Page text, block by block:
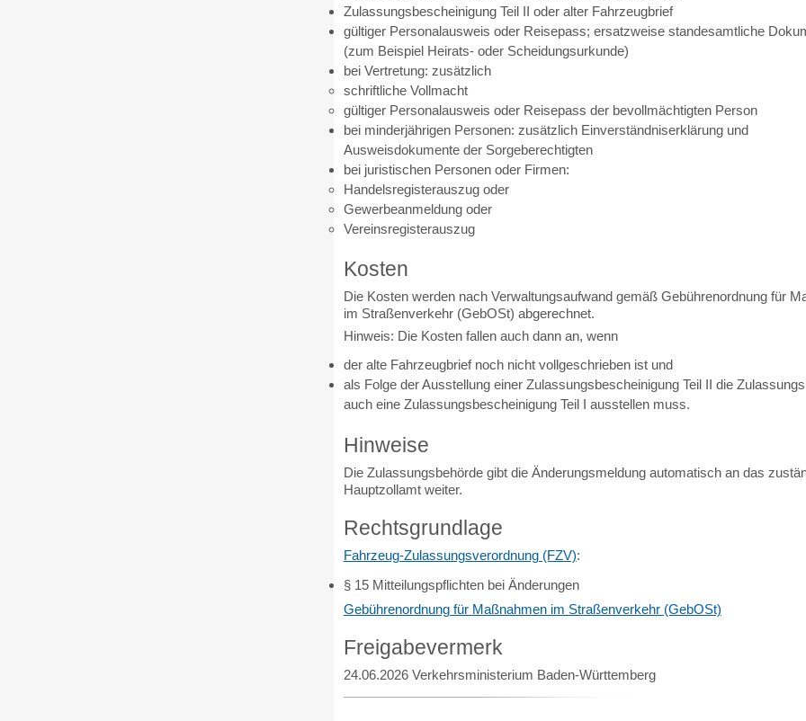
Zulassungsbescheinigung Teil II oder alter Fahrzeugbrief
gültiger Personalausweis oder Reisepass; ersatzweise standesamtliche
(zum Beispiel Heirats- oder Scheidungsurkunde)
bei Vertretung: zusätzlich
schriftliche Vollmacht
gültiger Personalausweis oder Reisepass der bevollmächtigten Person
bei minderjährigen Personen: zusätzlich Einverständniserklärung und
Ausweisdokumente der Sorgeberechtigten
bei juristischen Personen oder Firmen:
Handelsregisterauszug oder
Gewerbeanmeldung oder
Vereinsregisterauszug
Kosten
Die Kosten werden nach Verwaltungsaufwand gemäß Gebührenordnung für
im Straßenverkehr (GebOSt) abgerechnet.
Hinweis: Die Kosten fallen auch dann an, wenn
der alte Fahrzeugbrief noch nicht vollgeschrieben ist und
als Folge der Ausstellung einer Zulassungsbescheinigung Teil II die
auch eine Zulassungsbescheinigung Teil I ausstellen muss.
Hinweise
Die Zulassungsbehörde gibt die Änderungsmeldung automatisch an das
Hauptzollamt weiter.
Rechtsgrundlage
Fahrzeug-Zulassungsverordnung (FZV):
§ 15 Mitteilungspflichten bei Änderungen
Gebührenordnung für Maßnahmen im Straßenverkehr (GebOSt)
Freigabevermerk
24.06.2026 Verkehrsministerium Baden-Württemberg